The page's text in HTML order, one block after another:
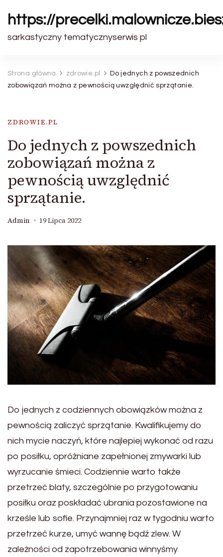
https://
sarkastyczny tematycznyserwis pl
Strona główna zdrowie.pl
Do jednych z powszednich
zobowiązań można z pewnością uwzględnić sprzątanie.
ZDROWIE.PL
Do jednych z powszednich
zobowiązań można z
pewnością uwzględnić
sprzątanie.
Admin 19 Lipca 2022
Do jednych z codziennych obowiązków można z
pewnością zaliczyć sprzątanie. Kwalifikujemy do
nich mycie naczyń, które najlepiej wykonać od razu
po posiłku, opróżniane zapełnionej zmywarki lub
wyrzucanie śmieci. Codziennie warto także
przetrzeć blaty, szczególnie po przygotowaniu
posiłku oraz poskładać ubrania pozostawione na
krześle lub sofie. Przynajmniej raz w tygodniu warto
przetrzeć kurze, umyć wannę bądź zlew. W
zależności od zapotrzebowania winnyśmy